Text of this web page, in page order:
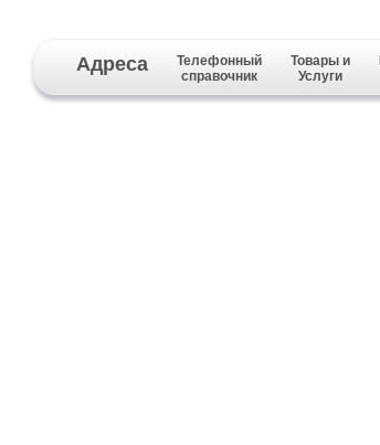
Адреса
Телефонный
справочник
Товары и
Услуги